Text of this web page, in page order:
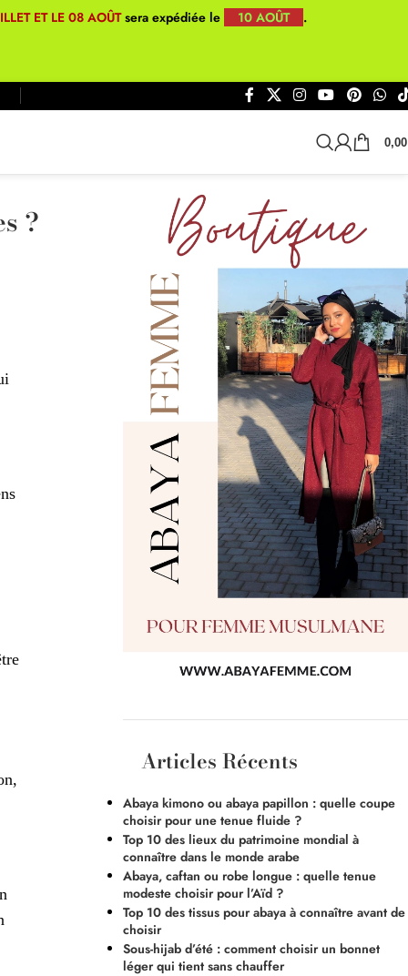
ET LE 08 AOÛTsera expédiée le 10 AOÛT .
?
Articles Récents
Abaya kimono ou abaya papillon : quelle coupe
choisir pour une tenue fluide ?
Top 10 des lieux du patrimoine mondial à
connaître dans le monde arabe
Abaya, caftan ou robe longue : quelle tenue
modeste choisir pour l’Aïd ?
Top 10 des tissus pour abaya à connaître avant de
choisir
Sous-hijab d’été : comment choisir un bonnet
léger qui tient sans chauffer